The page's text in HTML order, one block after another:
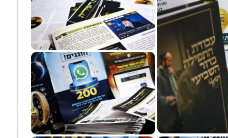
מואס בחיצוניות
ומחפש עבודה
הרב אופן
על 'קונטרס
העבודה'
געגועים מאוצרות
חב"ד: תנועת
הכמיהה האבודה לר'
שלום חריטונוב –
'עס בענקט זיך
אהיים'
של אלפי חסידים:
המהפיכה שמנחיל
גיליון 'לחלוחית
חסידית' לג' תמוז